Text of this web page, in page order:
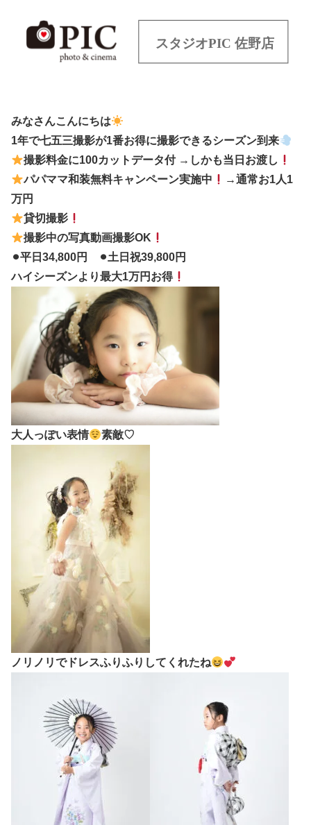
みなさんこんにちは
1年で七五三撮影が1番お得に撮影できるシーズン到来
撮影料金に100カットデータ付 →しかも当日お渡し
パパママ和装無料キャンペーン実施中
→通常お1人1
万円
貸切撮影
撮影中の写真動画撮影OK
⚫︎平日34,800円 ⚫︎土日祝39,800円
ハイシーズンより最大1万円お得
大人っぽい表情 素敵♡
ノリノリでドレスふりふりしてくれたね